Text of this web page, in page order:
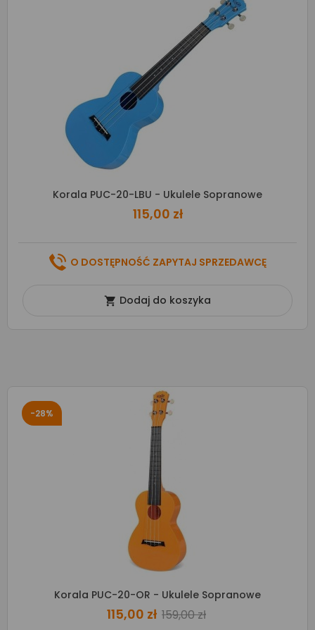
Korala PUC-20-LBU - Ukulele Sopranowe
115,00 zł
O DOSTĘPNOŚĆ ZAPYTAJ SPRZEDAWCĘ
 Dodaj do koszyka
-28%
Korala PUC-20-OR - Ukulele Sopranowe
115,00 zł 159,00 zł